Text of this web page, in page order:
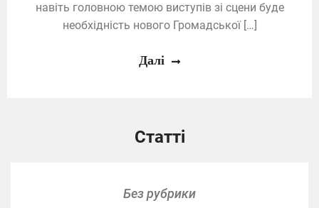
навіть головною темою виступів зі сцени буде
необхідність нового Громадської […]
Далі
Статті
Без рубрики